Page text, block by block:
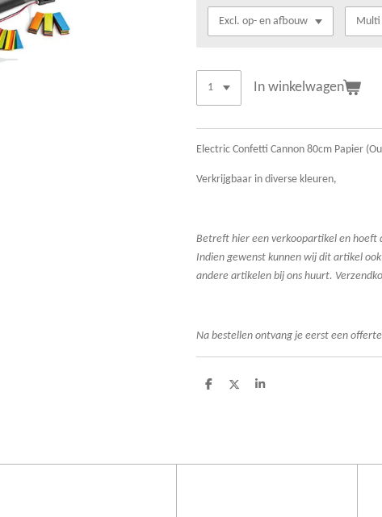
In winkelwagen
Electric Confetti Cannon 80cm Papier
Verkrijgbaar in diverse kleuren,
Betreft hier een verkoopartikel en hoeft
Indien gewenst kunnen wij dit artikel
andere artikelen bij ons huurt.
Na bestellen ontvang je eerst een
D
D
S